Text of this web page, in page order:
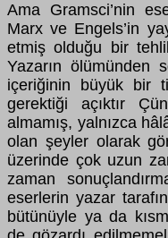
Ama Gramsci’nin
Marx ve Engels’in
etmiş olduğu bir
Yazarın ölümünden
içeriğinin büyük bir
gerektiği açıktır
almamış, yalnızca
olan şeyler olarak
üzerinde çok uzun
zaman
eserlerin yazar
bütünüyle ya da